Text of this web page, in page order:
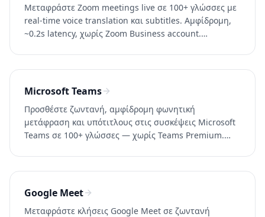
Μεταφράστε Zoom meetings live σε 100+ γλώσσες με
real-time voice translation και subtitles. Αμφίδρομη,
~0.2s latency, χωρίς Zoom Business account.
Microsoft Teams
Προσθέστε ζωντανή, αμφίδρομη φωνητική
μετάφραση και υπότιτλους στις συσκέψεις Microsoft
Teams σε 100+ γλώσσες — χωρίς Teams Premium.
Google Meet
Μεταφράστε κλήσεις Google Meet σε ζωντανή